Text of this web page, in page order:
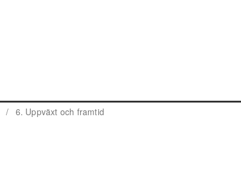
/ 6. Uppväxt och framtid